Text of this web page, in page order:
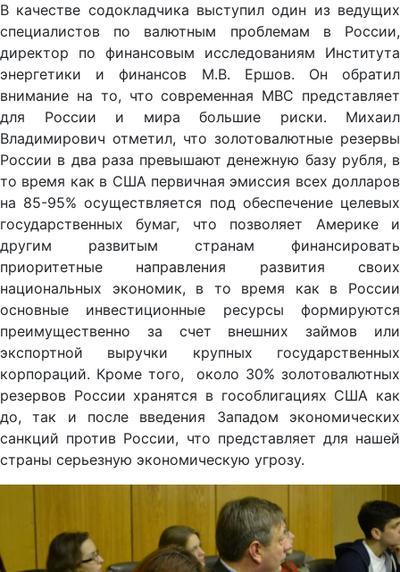
В качестве содокладчика выступил один из ведущих
специалистов по валютным проблемам в России,
директор по финансовым исследованиям Института
энергетики и финансов М.В. Ершов. Он обратил
внимание на то, что современная МВС представляет
для России и мира большие риски. Михаил
Владимирович отметил, что золотовалютные резервы
России в два раза превышают денежную базу рубля, в
то время как в США первичная эмиссия всех долларов
на 85-95% осуществляется под обеспечение целевых
государственных бумаг, что позволяет Америке и
другим развитым странам финансировать
приоритетные направления развития своих
национальных экономик, в то время как в России
основные инвестиционные ресурсы формируются
преимущественно за счет внешних займов или
экспортной выручки крупных государственных
корпораций. Кроме того, около 30% золотовалютных
резервов России хранятся в гособлигациях США как
до, так и после введения Западом экономических
санкций против России, что представляет для нашей
страны серьезную экономическую угрозу.